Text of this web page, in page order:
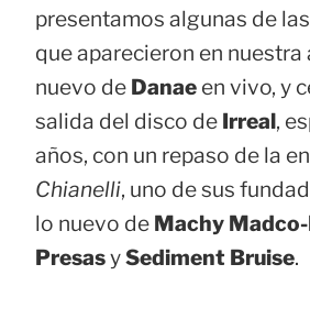
presentamos algunas de
que aparecieron en nuestra
nuevo de Danae en vivo, y
salida del disco de Irreal,
años, con un repaso de la
Chianelli, uno de sus
lo nuevo de Machy
PresasySediment Bruise.